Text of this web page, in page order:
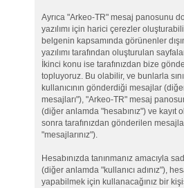
Ayrıca "Arkeo-TR" mesaj panosunu
yazılımı için harici çerezler
belgenin kapsamında görünenler
yazılımı tarafından oluşturulan
İkinci konu ise tarafınızdan bize
topluyoruz. Bu olabilir, ve bunlarla
kullanıcının gönderdiği mesajlar
mesajları"), "Arkeo-TR" mesaj
(diğer anlamda "hesabınız") ve kayıt
sonra tarafınızdan gönderilen
"mesajlarınız").
Hesabınızda tanınmanız amacıyla
(diğer anlamda "kullanıcı adınız"),
yapabilmek için kullanacağınız bir